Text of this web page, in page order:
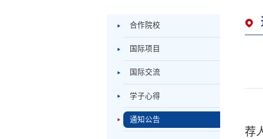
合作院校
国际项目
国际交流
学子心得
通知公告
荐